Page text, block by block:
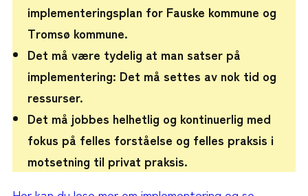
implementeringsplan for Fauske kommune og
Tromsø kommune.
Det må være tydelig at man satser på
implementering: Det må settes av nok tid og
ressurser.
Det må jobbes helhetlig og kontinuerlig med
fokus på felles forståelse og felles praksis i
motsetning til privat praksis.